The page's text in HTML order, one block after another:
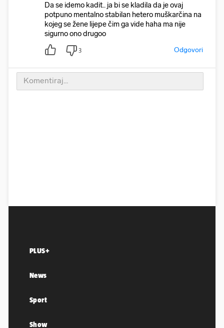
Da se idemo kadit.. ja bi se kladila da je ovaj
potpuno mentalno stabilan hetero muškarčina na
kojeg se žene lijepe čim ga vide haha ma nije
sigurno ono drugoo
3 Odgovori
PLUS+
News
Sport
Show